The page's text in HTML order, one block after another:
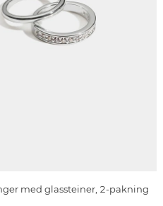
med glassteiner, 2-pakning